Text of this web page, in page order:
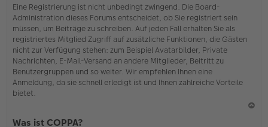
Eine Registrierung ist nicht unbedingt zwingend. Die Board-
Administration dieses Forums entscheidet, ob Sie registriert sein
müssen, um Beiträge zu schreiben. Auf jeden Fall erhalten Sie als
registriertes Mitglied Zugriff auf zusätzliche Funktionen, die Gästen
nicht zur Verfügung stehen: zum Beispiel Avatarbilder, Private
Nachrichten, E-Mail-Versand an andere Mitglieder, Beitritt zu
Benutzergruppen und so weiter. Wir empfehlen Ihnen eine
Anmeldung, da sie schnell erledigt ist und Ihnen zahlreiche Vorteile
bietet.
Was ist COPPA?